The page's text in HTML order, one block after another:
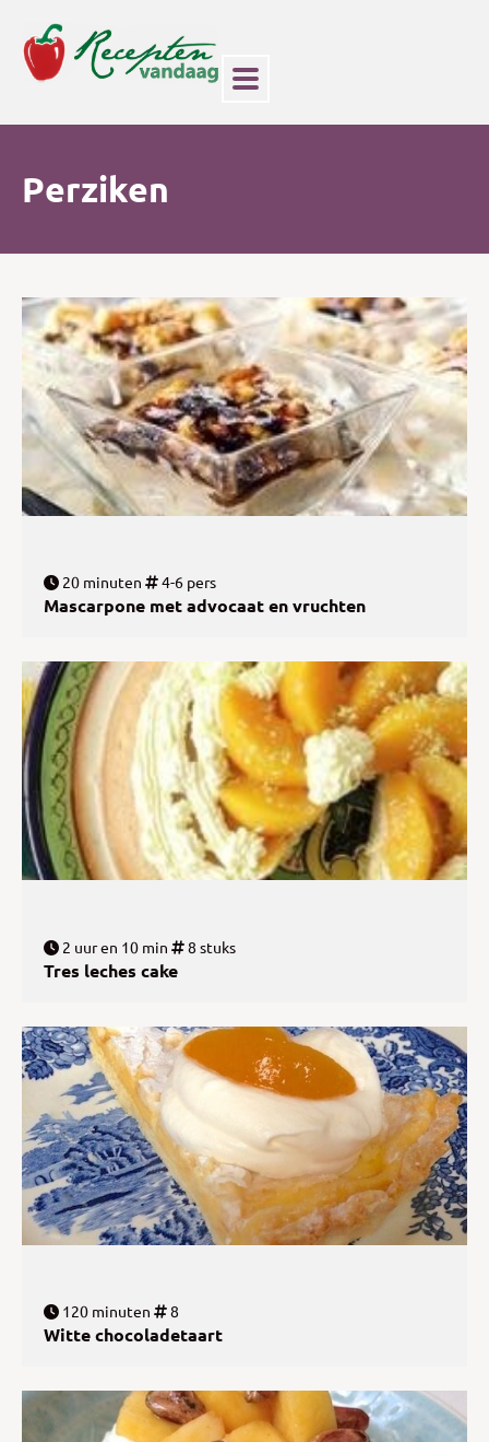
Perziken
20 minuten 4-6 pers
Mascarpone met advocaat en vruchten
2 uur en 10 min 8 stuks
Tres leches cake
120 minuten 8
Witte chocoladetaart